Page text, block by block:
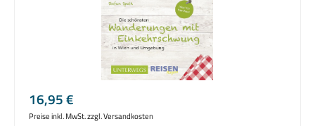
Regulärer Preis:
16,95 €
Preise inkl. MwSt. zzgl. Versandkosten